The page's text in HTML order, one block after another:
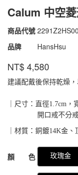
Calum 中空
商品代號
品牌
HansHsu
NT$4,580
建議配戴後保持乾燥，
｜尺寸：直徑1.7cm，
開口戒不分戒圍
｜材質：銅鍍14K金
顏 色 玫瑰金